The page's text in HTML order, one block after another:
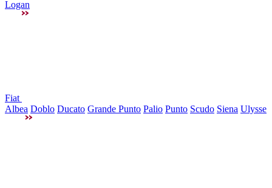
Logan
Fiat
Albea Doblo Ducato Grande Punto Palio Punto Scudo Siena Ulysse